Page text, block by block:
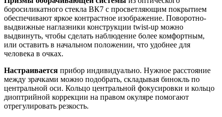
боросиликатного стекла ВК7 с просветляющим покрытием
обеспечивают яркое контрастное изображение. Поворотно-
выдвижные наглазники конструкции twist-up можно
выдвинуть, чтобы сделать наблюдение более комфортным,
или оставить в начальном положении, что удобнее для
человека в очках.
Настраивается прибор индивидуально. Нужное расстояние
между зрачками можно подобрать, складывая бинокль по
центральной оси. Кольцо центральной фокусировки и кольцо
диоптрийной коррекции на правом окуляре помогают
отрегулировать резкость.